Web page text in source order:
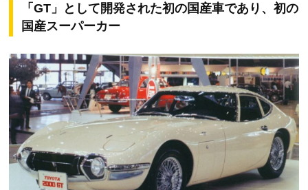
「GT」として開発された初の国産車であり、初の
国産スーパーカー